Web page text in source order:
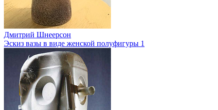
Дмитрий Шнеерсон
Эскиз вазы в виде женской полуфигуры 1